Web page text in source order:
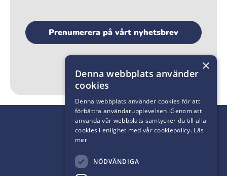
Prenumerera på vårt nyhetsbrev
×
Denna webbplats använder
cookies
Denna webbplats använder cookies för att
förbättra användarupplevelsen. Genom att
använda vår webbplats samtycker du till alla
cookies i enlighet med vår cookiepolicy. Läs
mer
NÖDVÄNDIGA